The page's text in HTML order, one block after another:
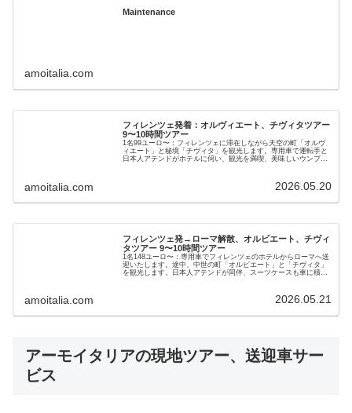
Maintenance
amoitalia.com
フィレンツェ発着：オルヴィエート、チヴィタツアー
9〜10時間ツアー
1名99ユーロ〜：フィレンツェに滞在しながら天空の町「オルヴ
ィエート」と秘境「チヴィタ」を観光します。専用車で運転手と
日本人アテンドがホテルに伺い、観光を満喫、美味しいウンブリ
amoitalia.com 2026.05.20
フィレンツェ発→ローマ解散、オルビエート、チヴィ
タツアー 9〜10時間ツアー
1名148ユーロ〜：専用車でフィレンツェのホテルからローマへ送
迎いたします。途中、中世の町「オルビエート」と「チヴィタ」
を観光します。日本人アテンドが同伴、スーツケースも車に積ん
amoitalia.com 2026.05.21
アーモイタリアの現地ツアー、送迎車サー
ビス